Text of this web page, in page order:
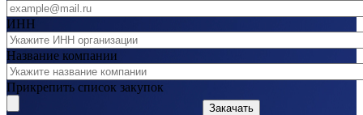
ИНН
Название компании
Прикрепить список закупок
Закачать